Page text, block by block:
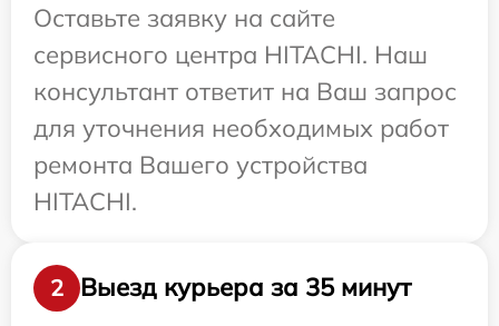
Оставьте заявку на сайте
сервисного центра HITACHI. Наш
консультант ответит на Ваш запрос
для уточнения необходимых работ
ремонта Вашего устройства
HITACHI.
2
Выезд курьера за 35 минут